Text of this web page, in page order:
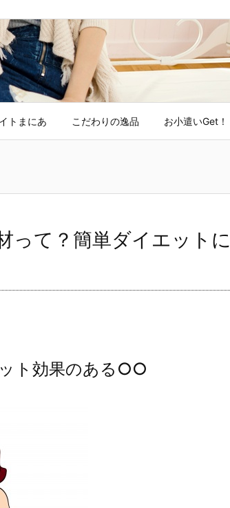
トまにあ こだわりの逸品 お小遣いGet！
って？簡単ダイエットに
ト効果のある○○